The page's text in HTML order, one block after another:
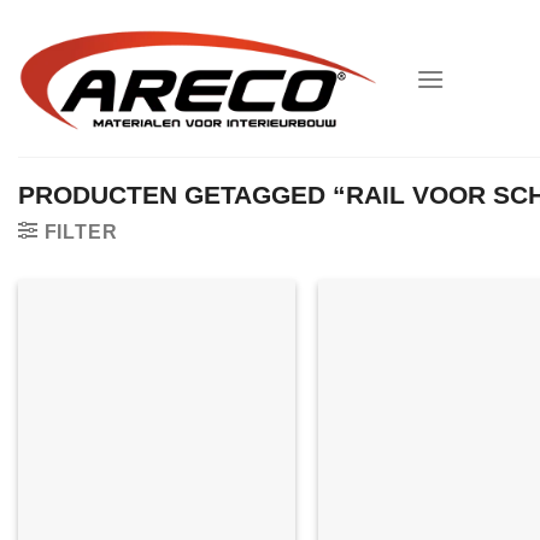
inhoud
PRODUCTEN GETAGGED “RAIL VOOR
FILTER